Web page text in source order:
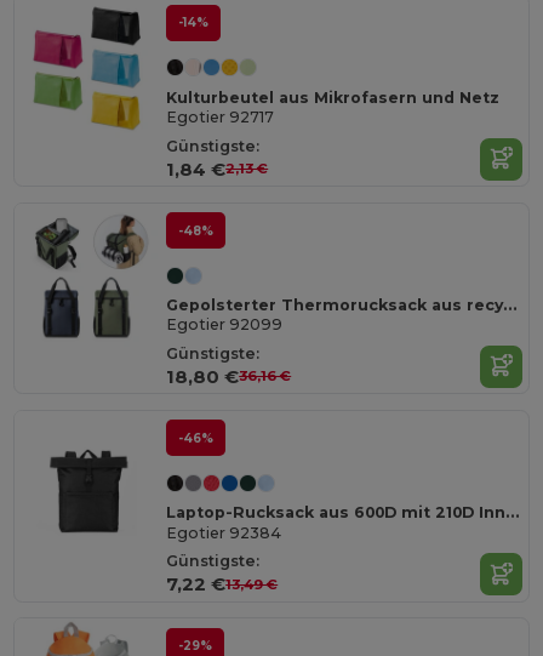
-14%
Kulturbeutel aus Mikrofasern und Netz
Egotier 92717
Günstigste:
1,84 €2,13 €
-48%
Gepolsterter Thermorucksack aus recyceltem Polyester 600D Ripstop 16 L
Egotier 92099
Günstigste:
18,80 €36,16 €
-46%
Laptop-Rucksack aus 600D mit 210D Innenfutter 17.3"
Egotier 92384
Günstigste:
7,22 €13,49 €
-29%